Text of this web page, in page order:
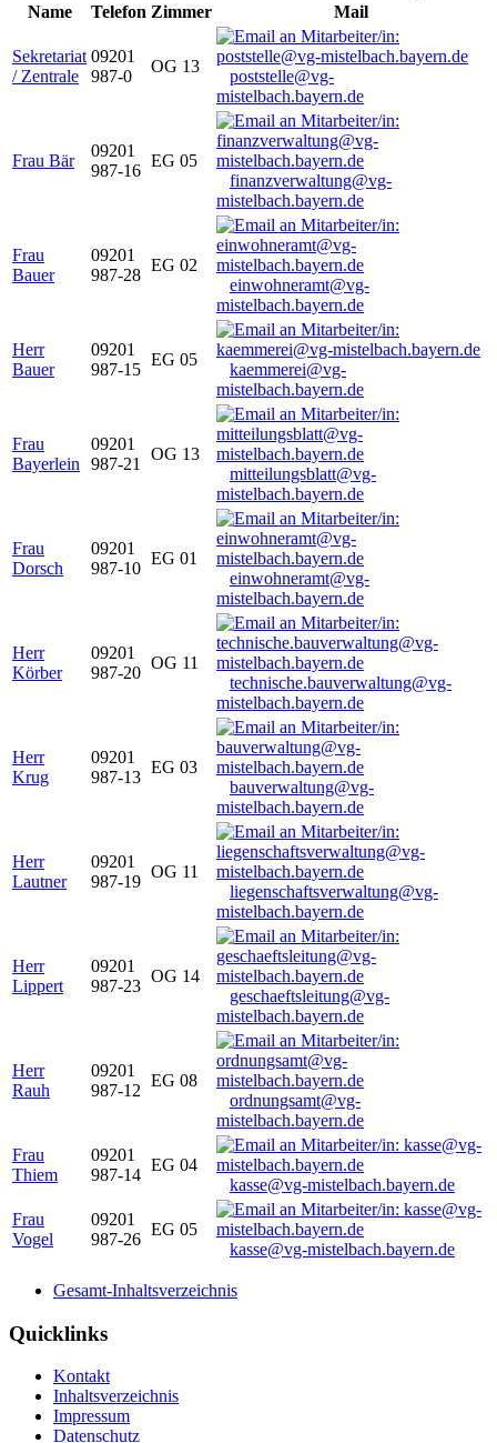
Name
Telefon Zimmer Mail
Sekretariat
/ Zentrale
09201
987-0
OG 13
poststelle@vg-
mistelbach.bayern.de
Frau Bär
09201
987-16
EG 05
finanzverwaltung@vg-
mistelbach.bayern.de
Frau
Bauer
09201
987-28
EG 02
einwohneramt@vg-
mistelbach.bayern.de
Herr
Bauer
09201
987-15
EG 05
kaemmerei@vg-
mistelbach.bayern.de
Frau
Bayerlein
09201
987-21
OG 13
mitteilungsblatt@vg-
mistelbach.bayern.de
Frau
Dorsch
09201
987-10
EG 01
einwohneramt@vg-
mistelbach.bayern.de
Herr
Körber
09201
987-20
OG 11
technische.bauverwaltung@vg-
mistelbach.bayern.de
Herr
Krug
09201
987-13
EG 03
bauverwaltung@vg-
mistelbach.bayern.de
Herr
Lautner
09201
987-19
OG 11
liegenschaftsverwaltung@vg-
mistelbach.bayern.de
Herr
Lippert
09201
987-23
OG 14
geschaeftsleitung@vg-
mistelbach.bayern.de
Herr
Rauh
09201
987-12
EG 08
ordnungsamt@vg-
mistelbach.bayern.de
Frau
Thiem
09201
987-14
EG 04
kasse@vg-mistelbach.bayern.de
Frau
Vogel
09201
987-26
EG 05
kasse@vg-mistelbach.bayern.de
Gesamt-Inhaltsverzeichnis
Quicklinks
Kontakt
Inhaltsverzeichnis
Impressum
Datenschutz